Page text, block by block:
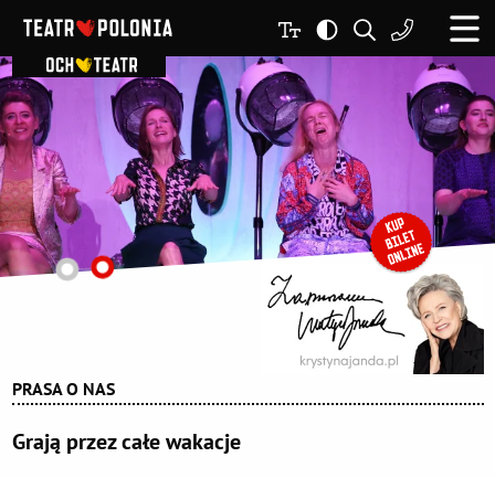
PRASA O NAS
Grają przez całe wakacje